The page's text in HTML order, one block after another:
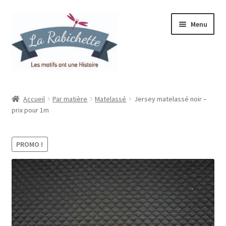
la
navigation
contenu
Menu
Contact
Ma liste de souhaits
Mon espace
Mon compte
Panier
Accueil Par matière Matelassé
Jersey matelassé noir –
prix pour 1m
PROMO !